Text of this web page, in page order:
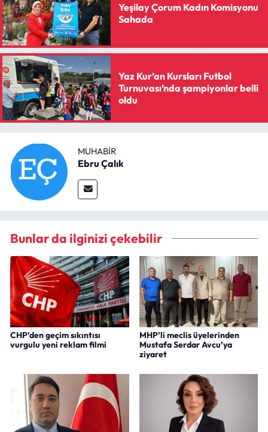
Yeşilay Çorum Kadın Komisyonu
Sahada
Yaz Kur’an Kursları Futbol
Turnuvası’nda şampiyonlar belli
oldu
MUHABIR
Ebru Çalık
Bunlar da ilginizi çekebilir
CHP’den geçim sıkıntısı
vurgulu yeni reklam filmi
MHP’li meclis üyelerinden
Mustafa Serdar Avcu’ya
ziyaret
Uğurludağ Haberleri
Yaşam
Yayla Haber
Yemek Tarifleri
Yerel Haberler